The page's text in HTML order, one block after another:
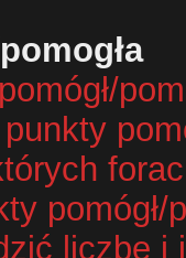
pomógł/
liczbę i